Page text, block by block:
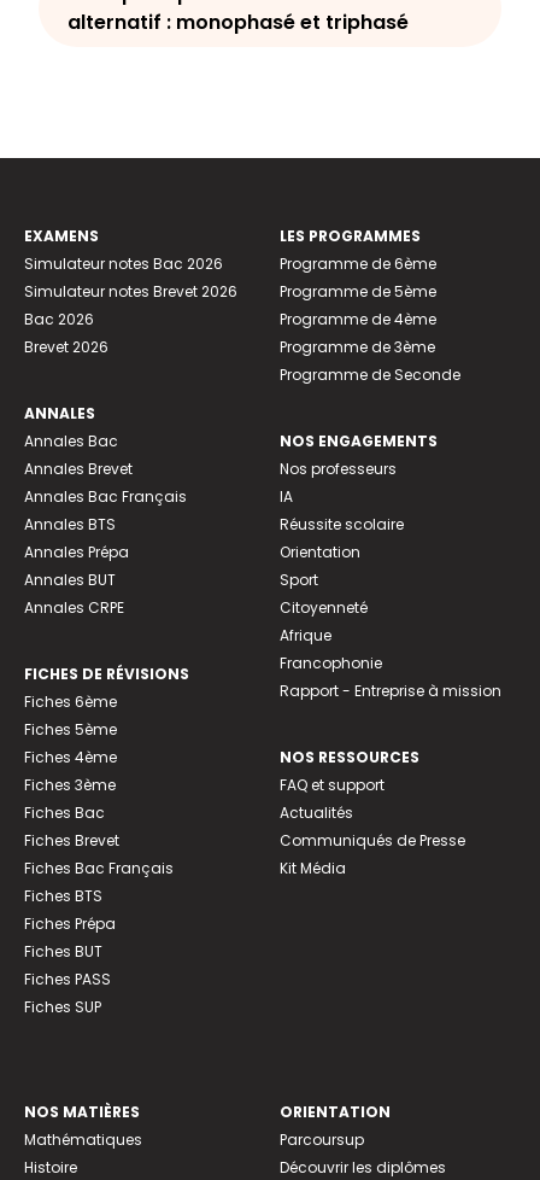
alternatif : monophasé et triphasé
EXAMENS
Simulateur notes Bac 2026
Simulateur notes Brevet 2026
Bac 2026
Brevet 2026
ANNALES
Annales Bac
Annales Brevet
Annales Bac Français
Annales BTS
Annales Prépa
Annales BUT
Annales CRPE
FICHES DE RÉVISIONS
Fiches 6ème
Fiches 5ème
Fiches 4ème
Fiches 3ème
Fiches Bac
Fiches Brevet
Fiches Bac Français
Fiches BTS
Fiches Prépa
Fiches BUT
Fiches PASS
Fiches SUP
LES PROGRAMMES
Programme de 6ème
Programme de 5ème
Programme de 4ème
Programme de 3ème
Programme de Seconde
NOS ENGAGEMENTS
Nos professeurs
IA
Réussite scolaire
Orientation
Sport
Citoyenneté
Afrique
Francophonie
Rapport - Entreprise à mission
NOS RESSOURCES
FAQ et support
Actualités
Communiqués de Presse
Kit Média
NOS MATIÈRES
Mathématiques
Histoire
ORIENTATION
Parcoursup
Découvrir les diplômes